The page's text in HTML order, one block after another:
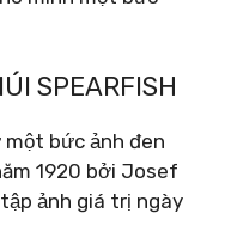
SPEARFISH
bức ảnh đen
1920 bởi Josef
ảnh giá trị ngày